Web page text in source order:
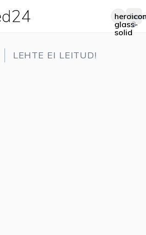
glass-
solid
3
LEHTE EI LEITUD!